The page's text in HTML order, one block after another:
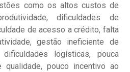
como os altos custos de
dificuldades de
de acesso a crédito, falta
gestão ineficiente de
logísticas, pouca
pouco incentivo ao